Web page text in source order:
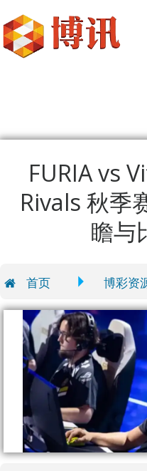
FURIA vs
Rivals 秋季
瞻与
首页 博彩资